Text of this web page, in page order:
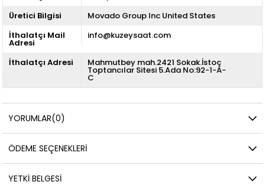
Üretici Bilgisi
Movado Group Inc United States
İthalatçı Mail
Adresi
info@kuzeysaat.com
İthalatçı Adresi Mahmutbey mah.2421 Sokak.İstoç
Toptancılar Sitesi 5.Ada No:92-1-A-
C
YORUMLAR(0)
ÖDEME SEÇENEKLERI
YETKİ BELGESİ